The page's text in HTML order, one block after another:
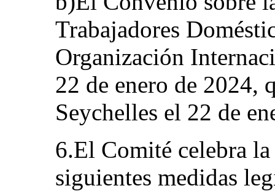
Trabajadores
Organización
22 de enero de 2024,
Seychelles el 22 de
6.El Comité celebra
siguientes medidas